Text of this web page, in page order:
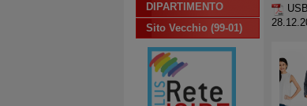
DIPARTIMENTO
Sito Vecchio (99-01)